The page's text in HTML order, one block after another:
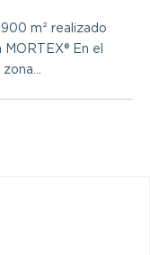
m² realizado
En el